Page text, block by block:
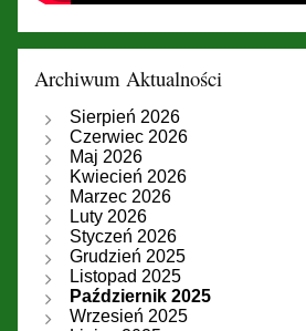
Archiwum Aktualności
Sierpień 2026
Czerwiec 2026
Maj 2026
Kwiecień 2026
Marzec 2026
Luty 2026
Styczeń 2026
Grudzień 2025
Listopad 2025
Październik 2025
Wrzesień 2025